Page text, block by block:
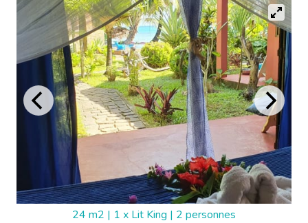
24 m2 | 1 x Lit King | 2 personnes